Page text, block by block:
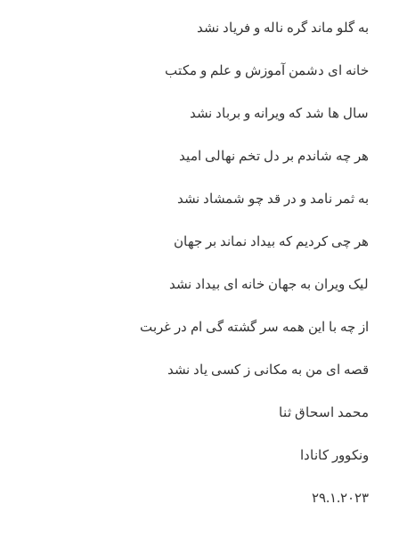
به گلو ماند گره ناله و فریاد نشد
خانه ای دشمن آموزش و علم و مکتب
سال ها شد که ویرانه و برباد نشد
هر چه شاندم بر دل تخم نهالی امید
به ثمر نامد و در قد چو شمشاد نشد
هر چی کردیم که بیداد نماند بر جهان
لیک ویران به جهان خانه ای بیداد نشد
از چه با این همه سر گشته گی ام در غربت
قصه ای من به مکانی ز کسی یاد نشد
محمد اسحاق ثنا
ونکوور کانادا
۲۹.۱.۲۰۲۳